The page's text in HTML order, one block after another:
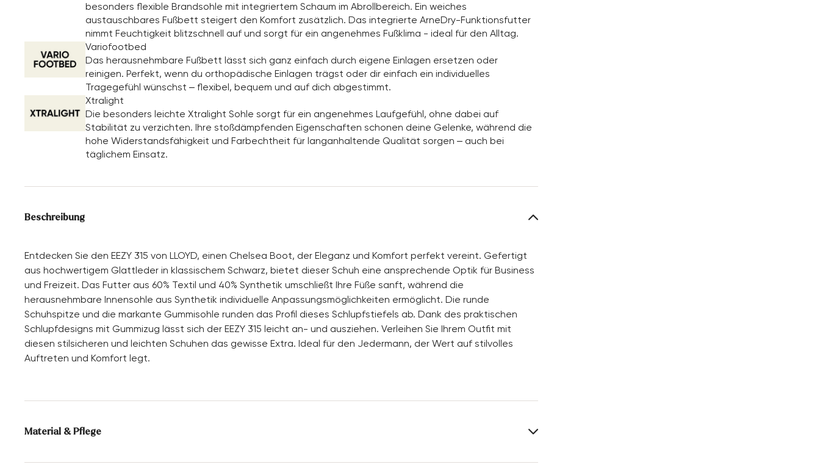
besonders flexible Brandsohle mit integriertem Schaum im Abrollbereich. Ein weiches
austauschbares Fußbett steigert den Komfort zusätzlich. Das integrierte ArneDry-Funktionsfutter
nimmt Feuchtigkeit blitzschnell auf und sorgt für ein angenehmes Fußklima - ideal für den Alltag.
Variofootbed
Das herausnehmbare Fußbett lässt sich ganz einfach durch eigene Einlagen ersetzen oder
reinigen. Perfekt, wenn du orthopädische Einlagen trägst oder dir einfach ein individuelles
Tragegefühl wünschst – flexibel, bequem und auf dich abgestimmt.
Xtralight
Die besonders leichte Xtralight Sohle sorgt für ein angenehmes Laufgefühl, ohne dabei auf
Stabilität zu verzichten. Ihre stoßdämpfenden Eigenschaften schonen deine Gelenke, während die
hohe Widerstandsfähigkeit und Farbechtheit für langanhaltende Qualität sorgen – auch bei
täglichem Einsatz.
Beschreibung
Entdecken Sie den EEZY 315 von LLOYD, einen Chelsea Boot, der Eleganz und Komfort perfekt vereint. Gefertigt
aus hochwertigem Glattleder in klassischem Schwarz, bietet dieser Schuh eine ansprechende Optik für Business
und Freizeit. Das Futter aus 60% Textil und 40% Synthetik umschließt Ihre Füße sanft, während die
herausnehmbare Innensohle aus Synthetik individuelle Anpassungsmöglichkeiten ermöglicht. Die runde
Schuhspitze und die markante Gummisohle runden das Profil dieses Schlupfstiefels ab. Dank des praktischen
Schlupfdesigns mit Gummizug lässt sich der EEZY 315 leicht an- und ausziehen. Verleihen Sie Ihrem Outfit mit
diesen stilsicheren und leichten Schuhen das gewisse Extra. Ideal für den Jedermann, der Wert auf stilvolles
Auftreten und Komfort legt.
Material & Pflege
Produktionsgrößengang: UK-Größen Obermaterial: Glattleder